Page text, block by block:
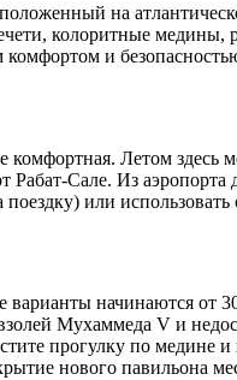
на
колоритные
и
комфортная. Летом
Сале. Из аэропорта
или
начинаются от
Мухаммеда V и
прогулку по
нового павильона